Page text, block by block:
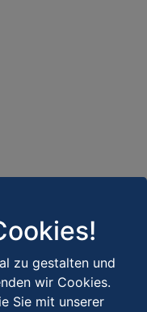
zu gestalten und
wir Cookies.
Sie mit unserer